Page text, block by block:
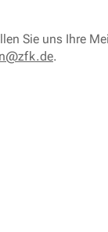
Sie uns Ihre
.